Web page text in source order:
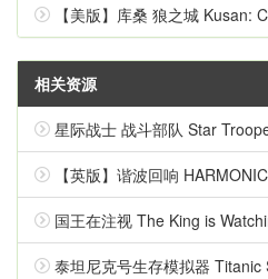
【美版】库桑 狼之城 Kusan:
相关资源
星际战士 战斗部队 Star
【英版】谐波回响
国王在注视 The King is
泰坦尼克号生存模拟器